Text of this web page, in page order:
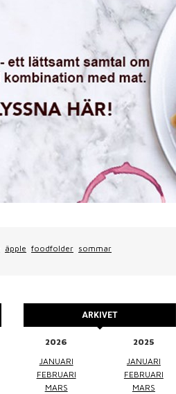
äpple foodfolder sommar
ARKIVET
2026
JANUARI
FEBRUARI
MARS
2025
JANUARI
FEBRUARI
MARS